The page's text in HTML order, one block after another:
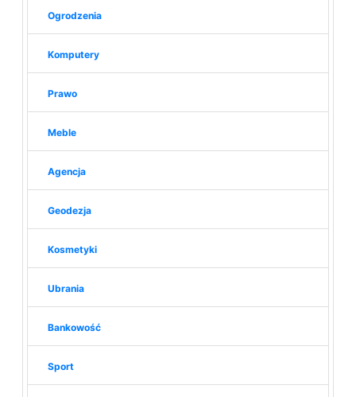
Ogrodzenia
Komputery
Prawo
Meble
Agencja
Geodezja
Kosmetyki
Ubrania
Bankowość
Sport